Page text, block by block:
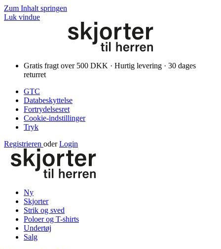
Zum Inhalt springen
Luk vindue
Gratis fragt over 500 DKK · Hurtig levering · 30 dages
returret
GTC
Databeskyttelse
Fortrydelsesret
Cookie-indstillinger
Tryk
Registrieren oder Login
Ny
Skjorter
Strik og sved
Poloer og T-shirts
Undertøj
Salg